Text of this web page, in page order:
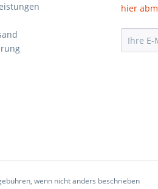
hier
wenn nicht anders beschrieben